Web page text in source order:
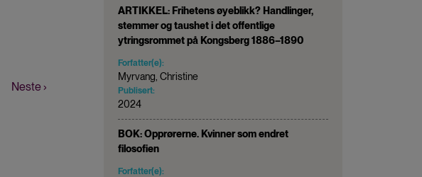
Neste
Neste ›
ARTIKKEL: Frihetens øyeblikk? Handlinger,
stemmer og taushet i det offentlige
ytringsrommet på Kongsberg 1886–1890
Forfatter(e):
Myrvang, Christine
Publisert:
2024
BOK: Opprørerne. Kvinner som endret
filosofien
Forfatter(e):